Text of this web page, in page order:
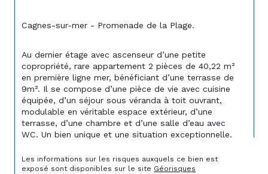
Cagnes-sur-mer - Promenade de la Plage.
Au dernier étage avec ascenseur d’une petite
copropriété, rare appartement 2 pièces de 40,22 m²
en première ligne mer, bénéficiant d’une terrasse de
9m². Il se compose d’une pièce de vie avec cuisine
équipée, d’un séjour sous véranda à toit ouvrant,
modulable en véritable espace extérieur, d’une
terrasse, d’une chambre et d’une salle d’eau avec
WC. Un bien unique et une situation exceptionnelle.
Les informations sur les risques auxquels ce bien est
exposé sont disponibles sur le site Géorisques